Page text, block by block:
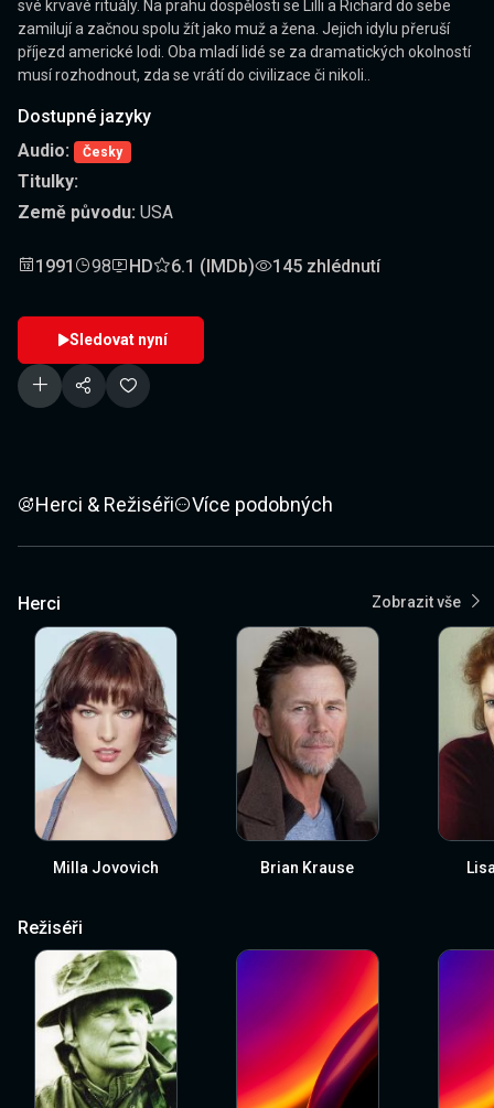
své krvavé rituály. Na prahu dospělosti se Lilli a Richard do sebe
zamilují a začnou spolu žít jako muž a žena. Jejich idylu přeruší
příjezd americké lodi. Oba mladí lidé se za dramatických okolností
musí rozhodnout, zda se vrátí do civilizace či nikoli..
Dostupné jazyky
Audio:
Česky
Titulky:
Země původu: USA
1991 98 HD 6.1 (IMDb) 145 zhlédnutí
Sledovat nyní
Herci & Režiséři Více podobných
Herci Zobrazit vše
Milla Jovovich Brian Krause
Režiséři